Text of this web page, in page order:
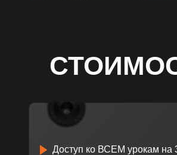
Доступ ко ВСЕМ урокам на